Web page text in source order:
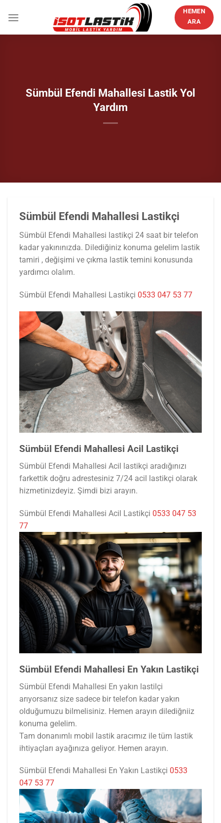
atla
HEMEN
ARA
Sümbül Efendi Mahallesi Lastik Yol
Yardım
Sümbül Efendi Mahallesi Lastikçi
Sümbül Efendi Mahallesi lastikçi 24 saat bir telefon
kadar yakınınızda. Dilediğiniz konuma gelelim lastik
tamiri , değişimi ve çıkma lastik temini konusunda
yardımcı olalım.
Sümbül Efendi Mahallesi Lastikçi 0533 047 53 77
Sümbül Efendi Mahallesi Acil Lastikçi
Sümbül Efendi Mahallesi Acil lastikçi aradığınızı
farkettik doğru adrestesiniz 7/24 acil lastikçi olarak
hizmetinizdeyiz. Şimdi bizi arayın.
Sümbül Efendi Mahallesi Acil Lastikçi 0533 047 53
77
Sümbül Efendi Mahallesi En Yakın Lastikçi
Sümbül Efendi Mahallesi En yakın lastilçi
arıyorsanız size sadece bir telefon kadar yakın
olduğumuzu bilmelisiniz. Hemen arayın dilediğniiz
konuma gelelim.
Tam donanımlı mobil lastik aracımız ile tüm lastik
ihtiyaçları ayağınıza geliyor. Hemen arayın.
Sümbül Efendi Mahallesi En Yakın Lastikçi 0533
047 53 77